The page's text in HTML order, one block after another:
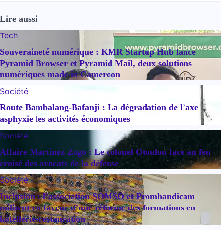
Lire aussi
Tech
Souveraineté numérique : KMR Startup Hub lance
Pyramid Browser et Pyramid Mail, deux solutions
numériques made in Cameroon
Société
Route Bambalang-Bafanji : La dégradation de l’axe
asphyxie les activités économiques
Société
Affaire Martinez Zogo : Le colonel Otoulou face au feu
croisé des avocats de la défense
Société
Inclusion : l’association SOMSO et Promhandicam
militent en faveur d’une réforme des formations en
hôtellerie-restauration